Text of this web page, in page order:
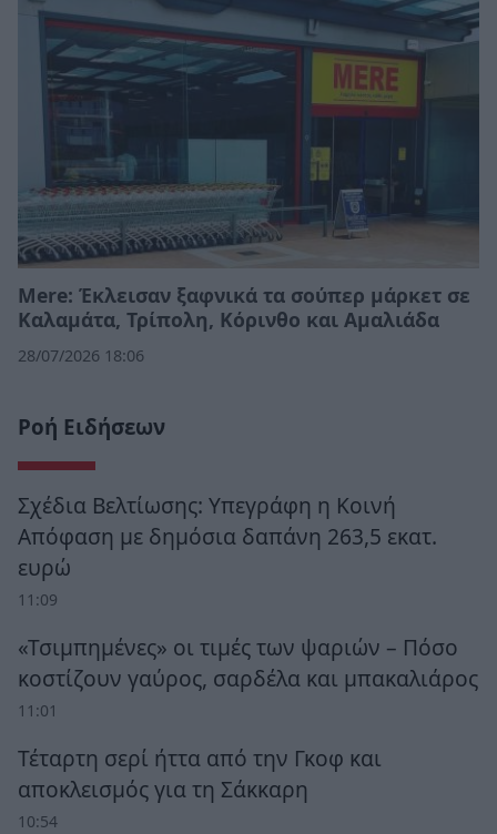
Mere: Έκλεισαν ξαφνικά τα σούπερ μάρκετ σε
Καλαμάτα, Τρίπολη, Κόρινθο και Αμαλιάδα
28/07/2026 18:06
Ροή Ειδήσεων
Σχέδια Βελτίωσης: Υπεγράφη η Κοινή
Απόφαση με δημόσια δαπάνη 263,5 εκατ.
ευρώ
11:09
«Τσιμπημένες» οι τιμές των ψαριών – Πόσο
κοστίζουν γαύρος, σαρδέλα και μπακαλιάρος
11:01
Τέταρτη σερί ήττα από την Γκοφ και
αποκλεισμός για τη Σάκκαρη
10:54